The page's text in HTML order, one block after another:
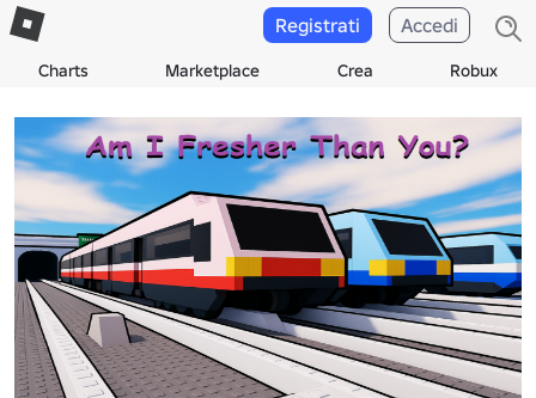
Charts Marketplace Crea Robux
Registrati Accedi